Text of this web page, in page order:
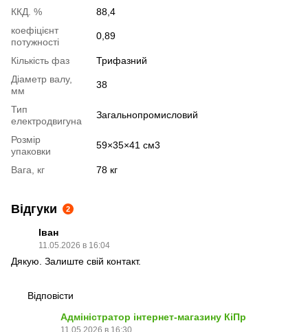
ККД. %
88,4
коефіцієнт
потужності
0,89
Кількість фаз
Трифазний
Діаметр валу,
мм
38
Тип
електродвигуна
Загальнопромисловий
Розмір
упаковки
59×35×41 см3
Вага, кг 78 кг
Відгуки 2
Іван
11.05.2026 в 16:04
Дякую. Залиште свій контакт.
Відповісти
Адміністратор інтернет-магазину КіПр